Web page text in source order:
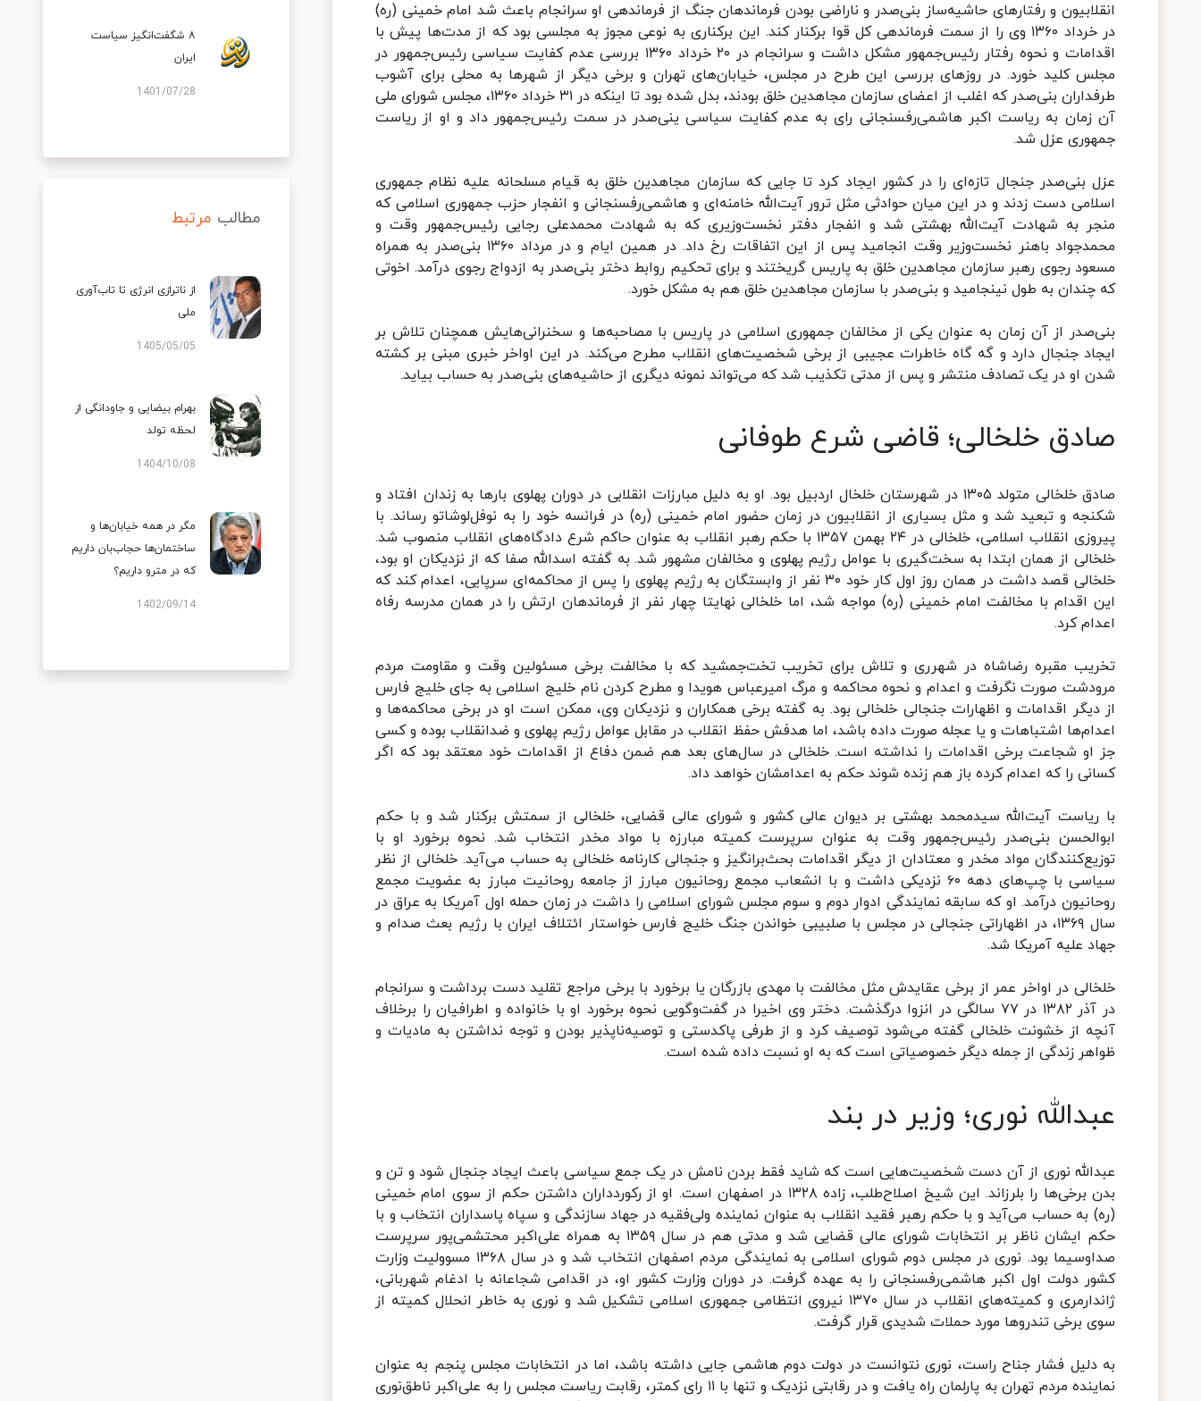
انقلابیون و رفتارهای حاشیه‌ساز بنی‌صدر و ناراضی بودن فرماندهان جنگ از فرماندهی او سرانجام باعث شد امام خمینی (ره)
در خرداد ۱۳۶۰ وی را از سمت فرماندهی کل قوا برکنار کند. این برکناری به نوعی مجوز به مجلسی بود که از مدت‌ها پیش با
اقدامات و نحوه رفتار رئیس‌جمهور مشکل داشت و سرانجام در ۲۰ خرداد ۱۳۶۰ بررسی عدم کفایت سیاسی رئیس‌جمهور در
مجلس کلید خورد. در روزهای بررسی این طرح در مجلس، خیابان‌های تهران و برخی دیگر از شهرها به محلی برای آشوب
طرفداران بنی‌صدر که اغلب از اعضای سازمان مجاهدین خلق بودند، بدل شده بود تا اینکه در ۳۱ خرداد ۱۳۶۰، مجلس شورای ملی
آن زمان به ریاست اکبر هاشمی‌رفسنجانی رای به عدم کفایت سیاسی ینی‌صدر در سمت رئیس‌جمهور داد و او از ریاست
جمهوری عزل شد.
عزل بنی‌صدر جنجال تازه‌ای را در کشور ایجاد کرد تا جایی که سازمان مجاهدین خلق به قیام مسلحانه علیه نظام جمهوری
اسلامی دست زدند و در این میان حوادثی مثل ترور آیت‌الله خامنه‌ای و هاشمی‌رفسنجانی و انفجار حزب جمهوری اسلامی که
منجر به شهادت آیت‌الله بهشتی شد و انفجار دفتر نخست‌وزیری که به شهادت محمدعلی رجایی رئیس‌جمهور وقت و
محمدجواد باهنر نخست‌وزیر وقت انجامید پس از این اتفاقات رخ داد. در همین ایام و در مرداد ۱۳۶۰ بنی‌صدر به همراه
مسعود رجوی رهبر سازمان مجاهدین خلق به پاریس گریختند و برای تحکیم روابط دختر بنی‌صدر به ازدواج رجوی درآمد. اخوتی
که چندان به طول نینجامید و بنی‌صدر با سازمان مجاهدین خلق هم به مشکل خورد.
بنی‌صدر از آن زمان به عنوان یکی از مخالفان جمهوری اسلامی در پاریس با مصاحبه‌ها و سخنرانی‌هایش همچنان تلاش بر
ایجاد جنجال دارد و گه گاه خاطرات عجیبی از برخی شخصیت‌های انقلاب مطرح می‌کند. در این اواخر خبری مبنی بر کشته
شدن او در یک تصادف منتشر و پس از مدتی تکذیب شد که می‌تواند نمونه دیگری از حاشیه‌های بنی‌صدر به حساب بیاید.
صادق خلخالی؛ قاضی شرع طوفانی
صادق خلخالی متولد ۱۳۰۵ در شهرستان خلخال اردبیل بود. او به دلیل مبارزات انقلابی در دوران پهلوی بارها به زندان افتاد و
شکنجه و تبعید شد و مثل بسیاری از انقلابیون در زمان حضور امام خمینی (ره) در فرانسه خود را به نوفل‌لوشاتو رساند. با
پیروزی انقلاب اسلامی، خلخالی در ۲۴ بهمن ۱۳۵۷ با حکم رهبر انقلاب به عنوان حاکم شرع دادگاه‌های انقلاب منصوب شد.
خلخالی از همان ابتدا به سخت‌گیری با عوامل رژیم پهلوی و مخالفان مشهور شد. به گفته اسدالله صفا که از نزدیکان او بود،
خلخالی قصد داشت در همان روز اول کار خود ۳۰ نفر از وابستگان به رژیم پهلوی را پس از محاکمه‌ای سرپایی، اعدام کند که
این اقدام با مخالفت امام خمینی (ره) مواجه شد، اما خلخالی نهایتا چهار نفر از فرماندهان ارتش را در همان مدرسه رفاه
اعدام کرد.
تخریب مقبره رضاشاه در شهرری و تلاش برای تخریب تخت‌جمشید که با مخالفت برخی مسئولین وقت و مقاومت مردم
مرودشت صورت نگرفت و اعدام و نحوه محاکمه و مرگ امیرعباس هویدا و مطرح کردن نام خلیج اسلامی به جای خلیج فارس
از دیگر اقدامات و اظهارات جنجالی خلخالی بود. به گفته برخی همکاران و نزدیکان وی، ممکن است او در برخی محاکمه‌ها و
اعدام‌ها اشتباهات و یا عجله صورت داده باشد، اما هدفش حفظ انقلاب در مقابل عوامل رژیم پهلوی و ضدانقلاب بوده و کسی
جز او شجاعت برخی اقدامات را نداشته است. خلخالی در سال‌های بعد هم ضمن دفاع از اقدامات خود معتقد بود که اگر
کسانی را که اعدام کرده باز هم زنده شوند حکم به اعدامشان خواهد داد.
با ریاست آیت‌الله سیدمحمد بهشتی بر دیوان عالی کشور و شورای عالی قضایی، خلخالی از سمتش برکنار شد و با حکم
ابوالحسن بنی‌صدر رئیس‌جمهور وقت به عنوان سرپرست کمیته مبارزه با مواد مخدر انتخاب شد. نحوه برخورد او با
توزیع‌کنندگان مواد مخدر و معتادان از دیگر اقدامات بحث‌برانگیز و جنجالی کارنامه خلخالی به حساب می‌آید. خلخالی از نظر
سیاسی با چپ‌های دهه ۶۰ نزدیکی داشت و با انشعاب مجمع روحانیون مبارز از جامعه روحانیت مبارز به عضویت مجمع
روحانیون درآمد. او که سابقه نمایندگی ادوار دوم و سوم مجلس شورای اسلامی را داشت در زمان حمله اول آمریکا به عراق در
سال ۱۳۶۹، در اظهاراتی جنجالی در مجلس با صلبیبی خواندن جنگ خلیج فارس خواستار ائتلاف ایران با رژیم بعث صدام و
جهاد علیه آمریکا شد.
خلخالی در اواخر عمر از برخی عقایدش مثل مخالفت با مهدی بازرگان یا برخورد با برخی مراجع تقلید دست برداشت و سرانجام
در آذر ۱۳۸۲ در ۷۷ سالگی در انزوا درگذشت. دختر وی اخیرا در گفت‌وگویی نحوه برخورد او با خانواده و اطرافیان را برخلاف
آنچه از خشونت خلخالی گفته می‌شود توصیف کرد و از طرفی پاکدستی و توصیه‌ناپذیر بودن و توجه نداشتن به مادیات و
ظواهر زندگی از جمله دیگر خصوصیاتی است که به او نسبت داده شده است.
عبدالله نوری؛ وزیر در بند
عبدالله نوری از آن دست شخصیت‌هایی است که شاید فقط بردن نامش در یک جمع سیاسی باعث ایجاد جنجال شود و تن و
بدن برخی‌ها را بلرزاند. این شیخ اصلاح‌طلب، زاده ۱۳۲۸ در اصفهان است. او از رکوردداران داشتن حکم از سوی امام خمینی
(ره) به حساب می‌آید و با حکم رهبر فقید انقلاب به عنوان نماینده ولی‌فقیه در جهاد سازندگی و سپاه پاسداران انتخاب و با
حکم ایشان ناظر بر انتخابات شورای عالی قضایی شد و مدتی هم در سال ۱۳۵۹ به همراه علی‌اکبر محتشمی‌پور سرپرست
صداوسیما بود. نوری در مجلس دوم شورای اسلامی به نمایندگی مردم اصفهان انتخاب شد و در سال ۱۳۶۸ مسوولیت وزارت
کشور دولت اول اکبر هاشمی‌رفسنجانی را به عهده گرفت. در دوران وزارت کشور او، در اقدامی شجاعانه با ادغام شهربانی،
ژاندارمری و کمیته‌های انقلاب در سال ۱۳۷۰ نیروی انتظامی جمهوری اسلامی تشکیل شد و نوری به خاطر انحلال کمیته از
سوی برخی تندروها مورد حملات شدیدی قرار گرفت.
به دلیل فشار جناح راست، نوری نتوانست در دولت دوم هاشمی جایی داشته باشد، اما در انتخابات مجلس پنجم به عنوان
نماینده مردم تهران به پارلمان راه یافت و در رقابتی نزدیک و تنها با ۱۱ رای کمتر، رقابت ریاست مجلس را به علی‌اکبر ناطق‌نوری
۸ شگفت‌انگیز سیاست
ایران
1401/07/28
مطالب مرتبط
از ناترازی انرژی تا تاب‌آوری
ملی
1405/05/05
بهرام بیضایی و جاودانگی از
لحظه تولد
1404/10/08
مگر در همه خیابان‌ها و
ساختمان‌ها حجاب‌بان داریم
که در مترو داریم؟
1402/09/14